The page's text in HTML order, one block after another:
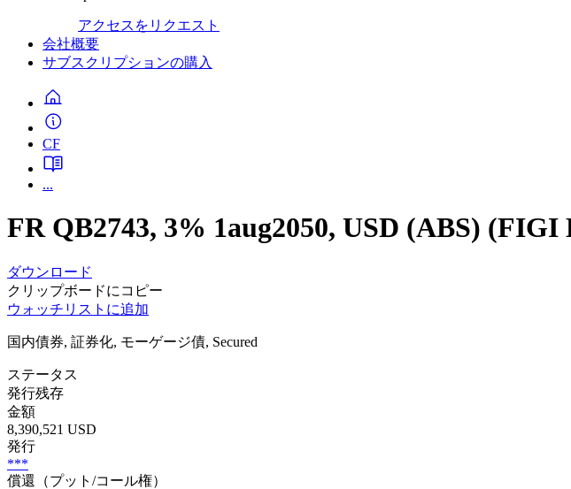
アクセスをリクエスト
会社概要
サブスクリプションの購入
CF
...
FR QB2743, 3% 1aug2050, USD (ABS)
ダウンロード
クリップボードにコピー
ウォッチリストに追加
国内債券, 証券化, モーゲージ債, Secured
ステータス
発行残存
金額
8,390,521 USD
発行
***
償還（プット/コール権）